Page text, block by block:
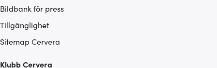
Bildbank för press
Tillgänglighet
Sitemap Cervera
Klubb Cervera